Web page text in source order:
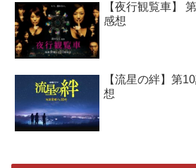
【夜行観覧車】
感想
【流星の絆】第
想